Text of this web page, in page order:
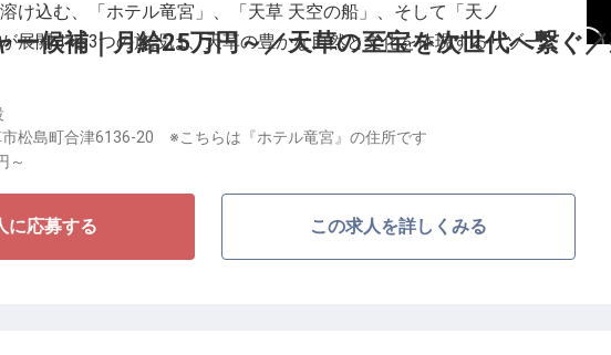
ー候補｜月給25万円～／天草の至宝を次世代へ繋ぐ
け込む、「ホテル竜宮」、「天草 天空の船」、そして「天ノ
展開する3つの施設は、天草の豊かな自然と文化を体現するリゾー
性豊かな3施設の品質を管理部門の視点から支え、さらなる高みへ
補のポジションです 。お任せするのは、現場のオペレーション管
、さらには売上やコストの管理といった経営に近い領域まで多岐に
最高のパフォーマンスを発揮できるよう、業務フローの改善やマニ
、ゲストに「また来たい」と思っていただける唯一無二のサービス
松島町合津6136-20 ※こちらは『ホテル竜宮』の住所です
～
に応募する この求人を詳しくみる